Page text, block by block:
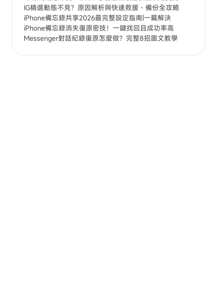
IG精選動態不見？原因解析與快速救援、備份全攻略
iPhone備忘錄共享2026最完整設定指南|一篇解決
iPhone備忘錄消失復原密技！一鍵找回且成功率高
Messenger對話紀錄復原怎麼做？完整8招圖文教學